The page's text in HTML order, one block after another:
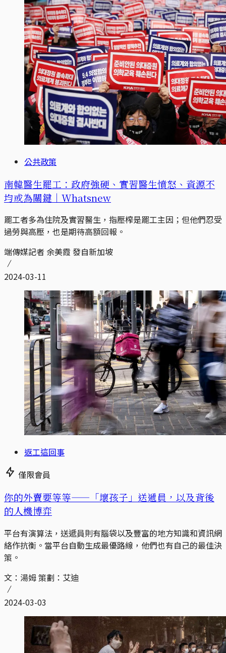
公共政策
南韓醫生罷工：政府強硬、實習醫生憤怒、資源不
均或為關鍵｜Whatsnew
罷工者多為住院及實習醫生，指壓榨是罷工主因；但他們忍受
過勞與高壓，也是期待高額回報。
端傳媒記者 余美霞 發自新加坡
2024-03-11
返工這回事
僅限會員
你的外賣要等等——「壞孩子」送遞員，以及背後
的人機博弈
平台有演算法，送遞員則有腦袋以及豐富的地方知識和資訊網
絡作抗衡。當平台自動生成最優路線，他們也有自己的最佳決
策。
文：湯姆 策劃：艾迪
2024-03-03